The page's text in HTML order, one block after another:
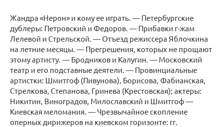
Жандра «Нерон» и кому ее играть. — Петербургские
дублеры: Петровский и Федоров. — Прибавки г-жам
Лелевой и Стрельской. — Отъезд режиссера Яблочкина
на летние месяцы. — Прегрешения, которых не прощают
этому артисту. — Бродников и Калугин. — Московский
театр и его подставные деятели. — Провинциальные
артистки: Шмитгоф (Пивунова), Борисова, Фабианская,
Стрелкова, Степанова, Гринева (Крестовская); актеры:
Никитин, Виноградов, Милославский и Шмитгоф —
Киевская меломания. — Чрезвычайное скопление
оперных дирижеров на киевском горизонте: гг.